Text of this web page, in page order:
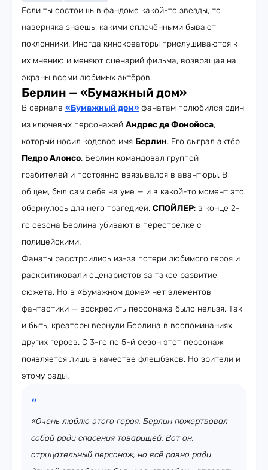
Если ты состоишь в фандоме какой-то звезды, то
наверняка знаешь, какими сплочёнными бывают
поклонники. Иногда кинокреаторы прислушиваются к
их мнению и меняют сценарий фильма, возвращая на
экраны всеми любимых актёров.
Берлин — «Бумажный дом»
В сериале «Бумажный дом»фанатам полюбился один
из ключевых персонажей Андрес де Фонойоса,
который носил кодовое имя Берлин. Его сыграл актёр
Педро Алонсо. Берлин командовал группой
грабителей и постоянно ввязывался в авантюры. В
общем, был сам себе на уме — и в какой-то момент это
обернулось для него трагедией. СПОЙЛЕР: в конце 2-
го сезона Берлина убивают в перестрелке с
полицейскими.
Фанаты расстроились из-за потери любимого героя и
раскритиковали сценаристов за такое развитие
сюжета. Но в «Бумажном доме» нет элементов
фантастики — воскресить персонажа было нельзя. Так
и быть, креаторы вернули Берлина в воспоминаниях
других героев. С 3-го по 5-й сезон этот персонаж
появляется лишь в качестве флешбэков. Но зрители и
этому рады.
«Очень люблю этого героя. Берлин пожертвовал
собой ради спасения товарищей. Вот он,
отрицательный персонаж, но всё равно ради